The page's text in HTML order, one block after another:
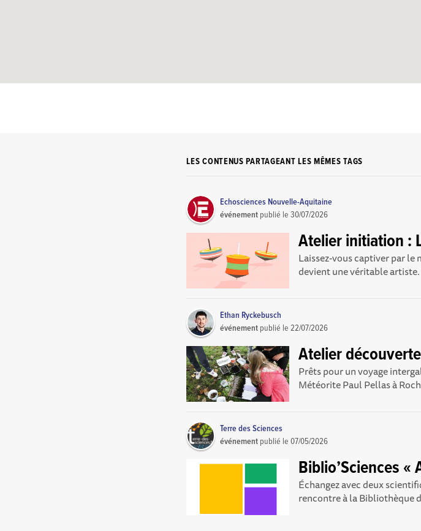
LES CONTENUS PARTAGEANT LES MÊMES TAGS
Echosciences Nouvelle-Aquitaine
événement publié le30/07/2026
Atelier initiation :
Laissez-vous captiver par
devient une véritable
Ethan Ryckebusch
événement publié le22/07/2026
Atelier
Prêts pour un voyage
Météorite Paul Pellas à
Terre des Sciences
événement publié le07/05/2026
Biblio’Sciences
Échangez avec deux
rencontre à la Bibliothèque